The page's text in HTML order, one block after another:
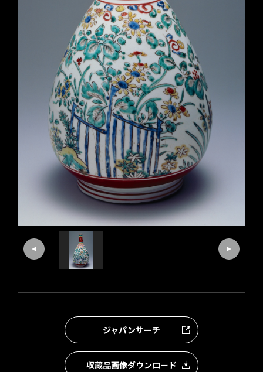
ジャパンサーチ
収蔵品画像ダウンロード